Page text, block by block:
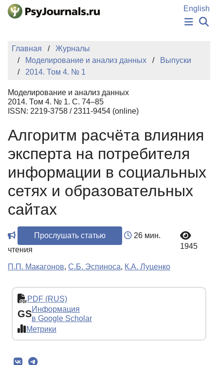
Перейти к основному содержанию
English
НОВОСТИ
АВТОРЫ
КЛЮЧЕВЫЕ СЛОВА
Регистрация
Главная
Журналы
Моделирование и анализ данных
Выпуски
2014. Том 4. № 1
Моделирование и анализ данных
2014. Том 4. № 1. С. 74–85
ISSN: 2219-3758 / 2311-9454 (online)
Алгоритм расчёта влияния
эксперта на потребителя
информации в социальных
сетях и образовательных
сайтах
Прослушать статью
26 мин.
чтения
1945
П.П. Макагонов, С.Б. Эспиноса, К.А. Луценко
PDF (RUS)
GSИнформация
в Google Scholar
Метрики